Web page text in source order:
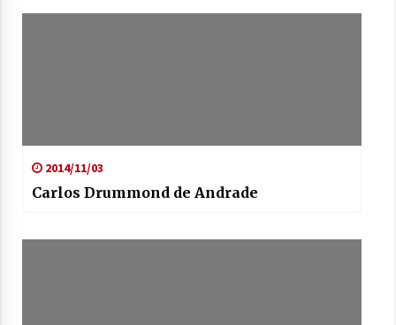
2014/11/03
Carlos Drummond de Andrade